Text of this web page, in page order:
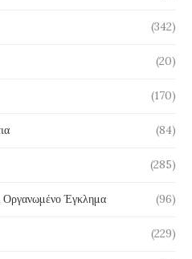
(342)
(20)
(170)
(84)
(285)
Οργανωμένο Έγκλημα (96)
(229)